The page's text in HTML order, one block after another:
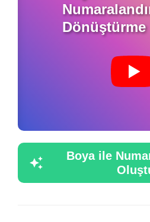
Dönüştürme
Boya ile